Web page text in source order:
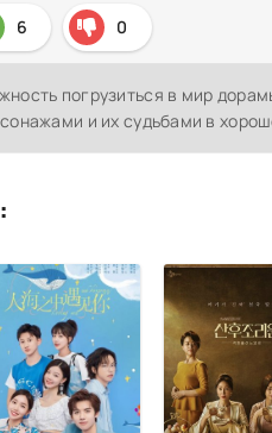
6 0
погрузиться в мир
и их судьбами в